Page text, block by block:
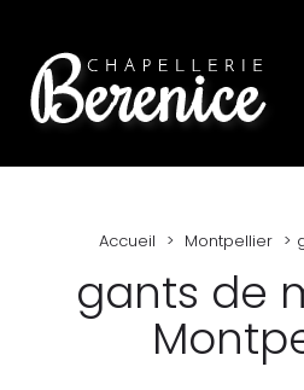
Accueil Montpellier
gants de